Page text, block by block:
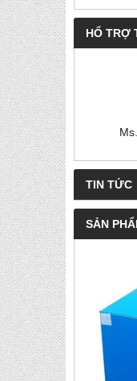
HỔ TRỢ
TIN TỨC
SẢN